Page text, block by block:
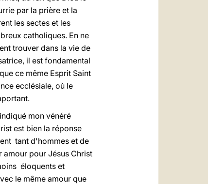
par la prière et la
les sectes et les
catholiques. En ne
trouver dans la vie de
il est fondamental
ce même Esprit Saint
ecclésiale, où le
mon vénéré
est bien la réponse
tant d'hommes et de
amour pour Jésus Christ
éloquents et
le même amour que